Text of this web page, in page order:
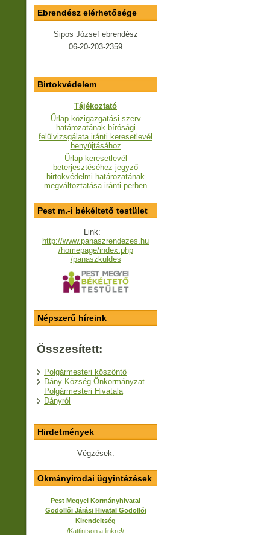
Ebrendész elérhetősége
Sipos József ebrendész
06-20-203-2359
Birtokvédelem
Tájékoztató
Űrlap közigazgatási szerv
határozatának bírósági
felülvizsgálata iránti keresetlevél
benyújtásához
Űrlap keresetlevél
beterjesztéséhez jegyző
birtokvédelmi határozatának
megváltoztatása iránti perben
Pest m.-i békéltető testület
Link:
http://www.panaszrendezes.hu
/homepage/index.php
/panaszkuldes
Népszerű híreink
Összesített:
Polgármesteri köszöntő
Dány Község Önkormányzat
Polgármesteri Hivatala
Dányról
Hirdetmények
Végzések:
Okmányirodai ügyintézések
Pest Megyei Kormányhivatal
Gödöllői Járási Hivatal Gödöllői
Kirendeltség
/Kattintson a linkre!/